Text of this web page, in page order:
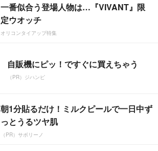
一番似合う登場人物は…『VIVANT』限
定ウオッチ
オリコンタイアップ特集
自販機にピッ！ですぐに買えちゃう
（PR）ジハンピ
朝1分貼るだけ！ミルクピールで一日中ず
っとうるツヤ肌
（PR）サボリーノ